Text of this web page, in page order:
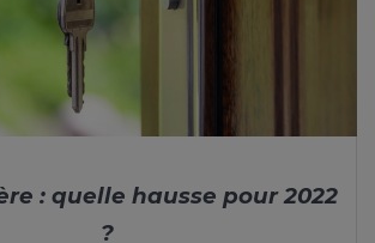
: quelle hausse pour 2022
?